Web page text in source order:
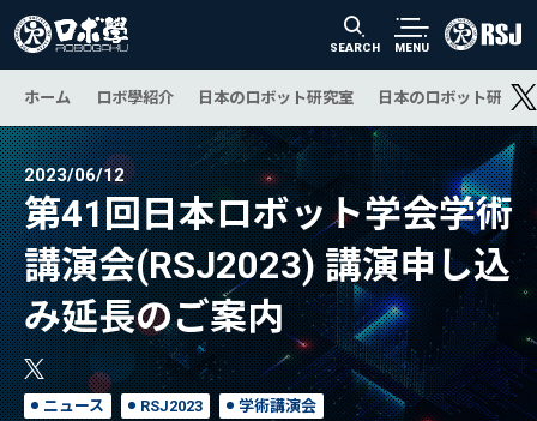
SEARCH MENU
ホーム ロボ學紹介 日本のロボット研究室 日本のロボット研究
2023/06/12
第41回日本ロボット学会学術
講演会(RSJ2023) 講演申し込
み延長のご案内
ニュース RSJ2023 学術講演会